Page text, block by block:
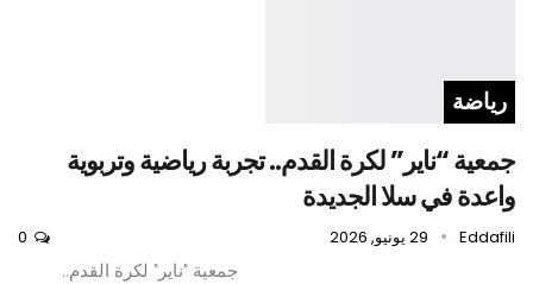
رياضة
جمعية “ناير” لكرة القدم.. تجربة رياضية وتربوية
واعدة في سلا الجديدة
Eddafili 29 يونيو, 2026
جمعية "ناير" لكرة القدم..